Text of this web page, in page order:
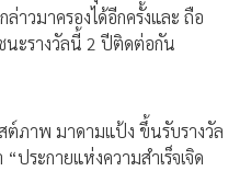
ล่าวมาครองได้อีกครั้งและ ถือ
นะรางวัลนี้ 2 ปีติดต่อกัน
ภาพ มาดามแป้ง ขึ้นรับรางวัล
ประกายแห่งความสำเร็จเจิด